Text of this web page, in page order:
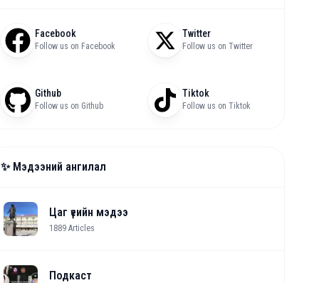
Facebook
Follow us on Facebook
Twitter
Follow us on Twitter
Github
Follow us on Github
Tiktok
Follow us on Tiktok
✨ Мэдээний ангилал
Цаг үеийн мэдээ
1889 Articles
Подкаст